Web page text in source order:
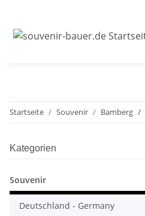
Startseite Souvenir Bamberg
Kategorien
Souvenir
Deutschland - Germany